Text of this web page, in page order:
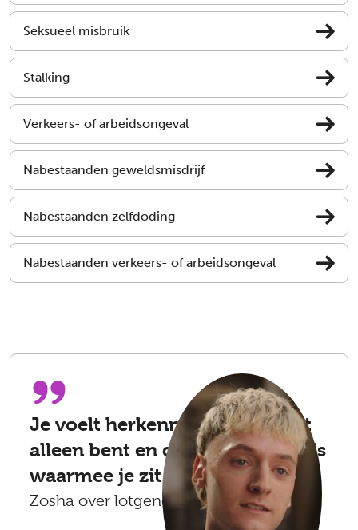
Seksueel misbruik
Stalking
Verkeers- of arbeidsongeval
Nabestaanden geweldsmisdrijf
Nabestaanden zelfdoding
Nabestaanden verkeers- of arbeidsongeval
Je voelt herkenning. Dat je niet
alleen bent en dat het niet raar is
waarmee je zit of wat je voelt.
Zosha over lotgenotencontact